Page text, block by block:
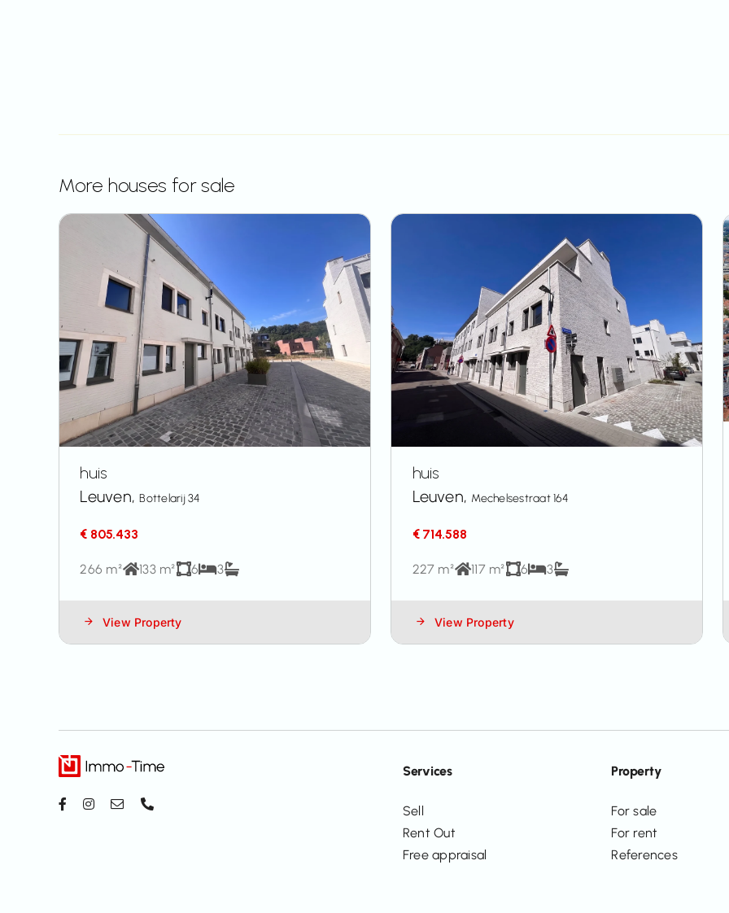
More houses for sale
huis
Leuven,Bottelarij 34
€ 805.433
266 m² 133 m² 6 3
View Property
huis
Leuven, Mechelsestraat 164
€ 714.588
227 m² 117 m² 6 3
View Property
Services
Sell
Rent Out
Free appraisal
Property
For sale
For rent
References